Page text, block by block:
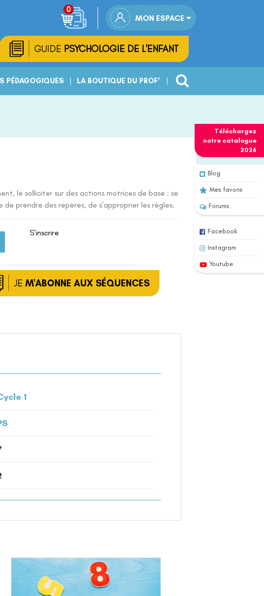
Téléchargez
notre catalogue
2026
Blog
Mes favoris
Forums
Facebook
Instagram
Youtube
MON ESPACE
GUIDE PSYCHOLOGIE DE L'ENFANT
PÉDAGOGIQUES LA BOUTIQUE DU PROF’
le solliciter sur des actions motrices de base : se
prendre des repères, de s’approprier les règles.
S'inscrire
JE M'ABONNE AUX SÉQUENCES
1